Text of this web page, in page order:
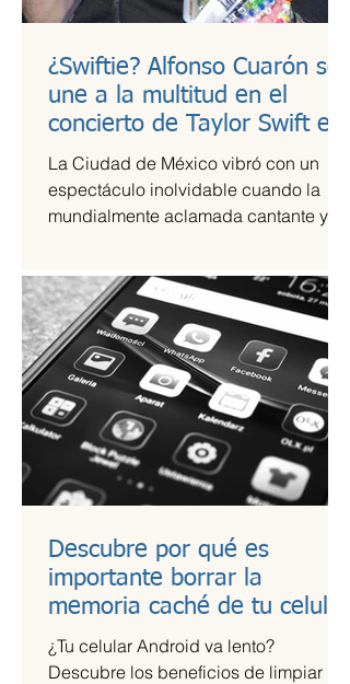
¿Swiftie? Alfonso Cuarón se
une a la multitud en el
concierto de Taylor Swift en
CDMX
La Ciudad de México vibró con un
espectáculo inolvidable cuando la
mundialmente aclamada cantante y
Descubre por qué es
importante borrar la
memoria caché de tu celular
¿Tu celular Android va lento?
Descubre los beneficios de limpiar la